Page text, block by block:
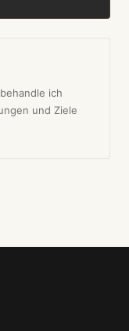
ich
und Ziele